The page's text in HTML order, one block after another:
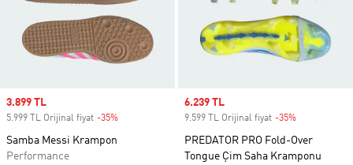
Sale price
3.899 TL
5.999 TL Orijinal fiyat -35%
Samba Messi Krampon
Performance
Sale price
6.239 TL
9.599 TL Orijinal fiyat -35%
PREDATOR PRO Fold-Over
Tongue Çim Saha Kramponu